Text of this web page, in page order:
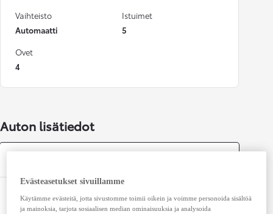
Vaihteisto
Automaatti
Istuimet
5
Ovet
4
Auton lisätiedot
Mitat ja tilavuus
Evästeasetukset sivuillamme
Käytämme evästeitä, jotta sivustomme toimii oikein ja voimme personoida sisältöä
ja mainoksia, tarjota sosiaalisen median ominaisuuksia ja analysoida